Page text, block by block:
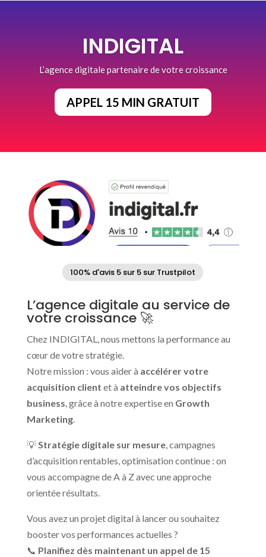
INDIGITAL
L’agence digitale partenaire de votre croissance
APPEL 15 MIN GRATUIT
100% d'avis 5 sur 5 sur Trustpilot
L’agence digitale au service de
votre croissance 🚀
Chez INDIGITAL, nous mettons la performance au
cœur de votre stratégie.
Notre mission : vous aider à accélérer votre
acquisition client et à atteindre vos objectifs
business, grâce à notre expertise en Growth
Marketing.
💡Stratégie digitale sur mesure, campagnes
d’acquisition rentables, optimisation continue : on
vous accompagne de A à Z avec une approche
orientée résultats.
Vous avez un projet digital à lancer ou souhaitez
booster vos performances actuelles ?
📞 Planifiez dès maintenant un appel de 15